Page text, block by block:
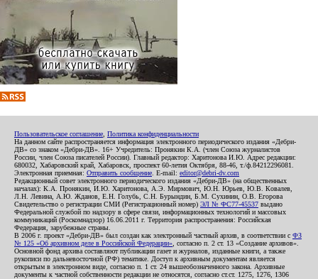
Пользовательское соглашение Политика конфиденциальности
На данном сайте распространяется информация электронного периодического издания «Дебри-
ДВ» со знаком «Дебри-ДВ». 16+ Учредитель: Пронякин К.А. (член Союза журналистов
России, член Союза писателей России). Главный редактор: Харитонова И.Ю. Адрес редакции:
680032, Хабаровский край, Хабаровск, проспект 60-летия Октября, 88-46, т./ф.84212296081.
Электронная приемная: Отправить сообщение . E-mail: editor@debri-dv.com
Редакционный совет электронного периодического издания «Дебри-ДВ» (на общественных
началах): К.А. Пронякин, И.Ю. Харитонова, А.Э. Мирмович, Ю.Н. Юрьев, Ю.В. Ковалев,
Л.Н. Левина, А.Ю. Жданов, Е.Н. Голубь, С.Н. Бурындин, Б.М. Сухинин, О.В. Егорова
Свидетельство о регистрации СМИ (Регистрационный номер) ЭЛ № ФС77-45537 выдано
Федеральной службой по надзору в сфере связи, информационных технологий и массовых
коммуникаций (Роскомнадзор) 16.06.2011 г. Территория распространения: Российская
Федерация, зарубежные страны.
В 2006 г. проект «Дебри-ДВ» был создан как электронный частный архив, в соответствии с ФЗ
№ 125 «Об архивном деле в Российской Федерации» , согласно п. 2 ст. 13 «Создание архивов».
Основной фонд архива составляют публикации газет и журналов, изданные книги, а также
рукописи по дальневосточной (РФ) тематике. Доступ к архивным документам является
открытым в электронном виде, согласно п. 1 ст. 24 вышеобозначенного закона. Архивные
документы к частной собственности редакции не относятся, согласно ст.ст. 1275, 1276, 1306